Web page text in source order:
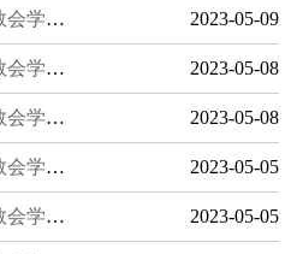
新加坡圣法兰西斯卫理公会教会学校：一所致力于卓越学术发展的国际化学校 2023-05-09
新加坡圣法兰西斯卫理公会教会学校：打造全能性教育 2023-05-08
新加坡圣法兰西斯卫理公会教会学校：努力成为最优秀的私立中学 2023-05-08
新加坡圣法兰西斯卫理公会教会学校：培养优秀青少年 2023-05-05
新加坡圣法兰西斯卫理公会教会学校：为学生提供全方位的学习和生活体验 2023-05-05